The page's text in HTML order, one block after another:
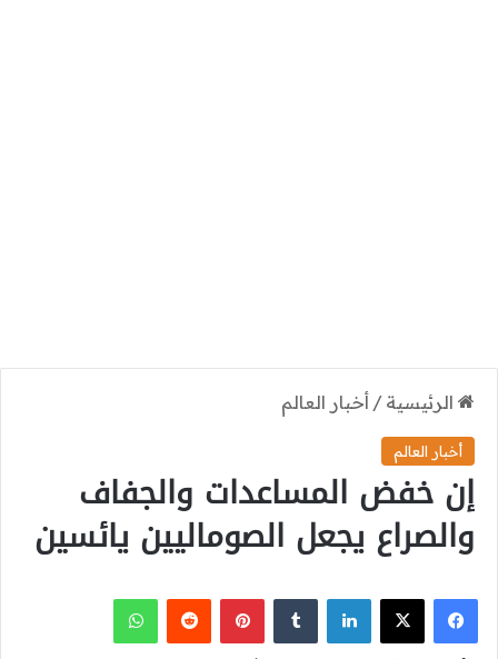
الرئيسية / أخبار العالم
أخبار العالم
إن خفض المساعدات والجفاف
والصراع يجعل الصوماليين يائسين
فيسبوك
‫X لينكدإن بينتيريست واتساب